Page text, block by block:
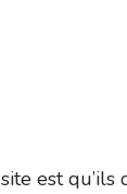
est